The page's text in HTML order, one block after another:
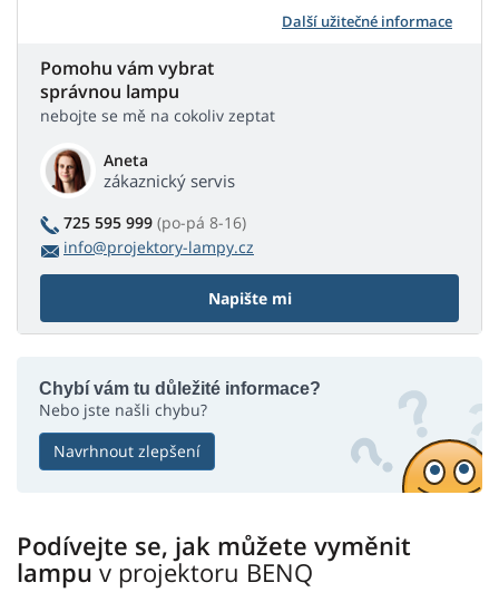
Další užitečné informace
Pomohu vám vybrat
správnou lampu
nebojte se mě na cokoliv zeptat
Aneta
zákaznický servis
725 595 999 (po-pá 8-16)
info@projektory-lampy.cz
Napište mi
Chybí vám tu důležité informace?
Nebo jste našli chybu?
Navrhnout zlepšení
Podívejte se, jak můžete vyměnit
lampuv projektoru BENQ